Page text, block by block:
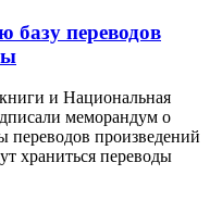
базу переводов
и Национальная
меморандум о
переводов произведений
храниться переводы